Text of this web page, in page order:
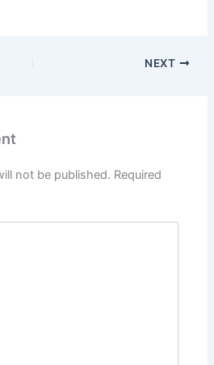
NEXT
not be published. Required